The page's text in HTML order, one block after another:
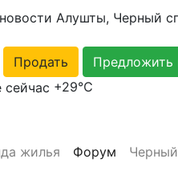
Продать
Предложить
+29℃
жилья Форум